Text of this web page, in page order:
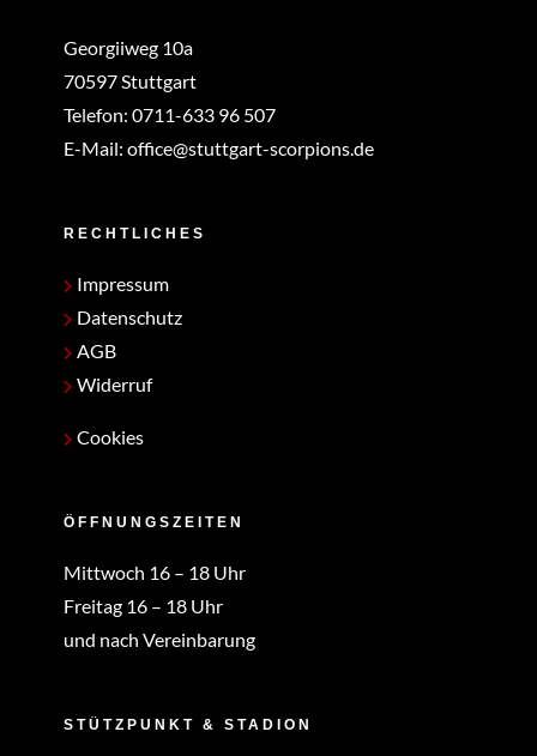
Georgiiweg 10a
70597 Stuttgart
Telefon: 0711-633 96 507
E-Mail: office@stuttgart-scorpions.de
RECHTLICHES
Impressum
Datenschutz
AGB
Widerruf
Cookies
ÖFFNUNGSZEITEN
Mittwoch 16 – 18 Uhr
Freitag 16 – 18 Uhr
und nach Vereinbarung
STÜTZPUNKT & STADION